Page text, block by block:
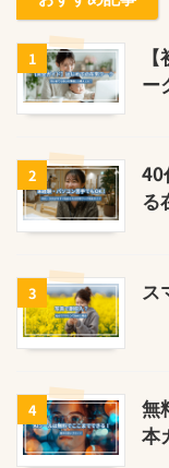
1
ー
2
40
る
3 ス
4
無
本